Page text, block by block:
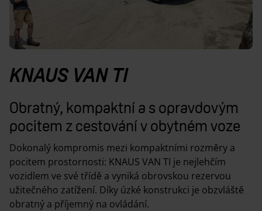
KNAUS VAN TI
Obratný, kompaktní a s opravdovým
pocitem z cestování v obytném voze
Dokonalý kompromis mezi kompaktními rozměry a
pocitem prostornosti: KNAUS VAN TI je nejlehčím
vozidlem ve své třídě a vyniká obrovskou rezervou
užitečného zatížení. Díky úzké konstrukci je obzvláště
obratný a příjemný na ovládání.